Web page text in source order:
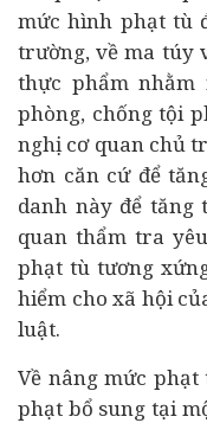
mức hình phạt tù
trường, về ma túy
thực phẩm nhằm
phòng, chống tội
nghị cơ quan chủ
hơn căn cứ để
danh này để tăng
quan thẩm tra
phạt tù tương
hiểm cho xã hội
luật.
Về nâng mức
phạt bổ sung tại